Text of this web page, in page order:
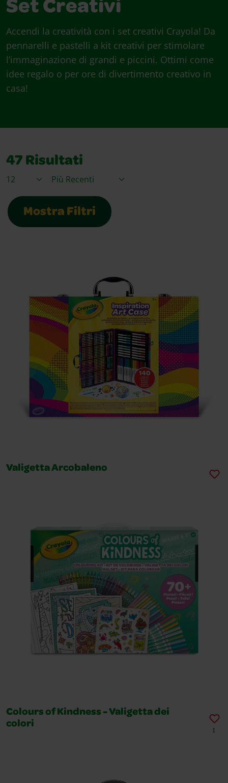
Set Creativi
Accendi la creatività con i set creativi Crayola! Da
pennarelli e pastelli a kit creativi per stimolare
l’immaginazione di grandi e piccini. Ottimi come
idee regalo o per ore di divertimento creativo in
casa!
47 Risultati
Articoli per pagina
Ordina per
Mostra Filtri
Valigetta Arcobaleno
Colours of Kindness - Valigetta dei
colori
1